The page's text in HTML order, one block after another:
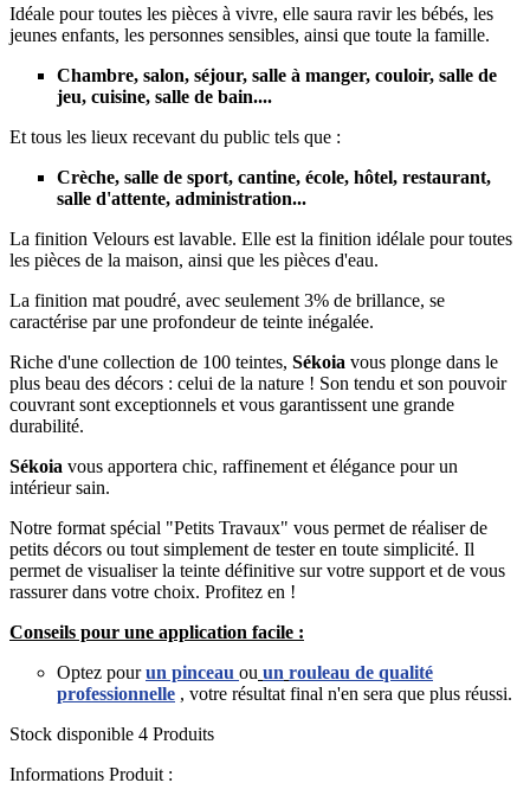
Idéale pour toutes les pièces à vivre, elle saura ravir les bébés, les
jeunes enfants, les personnes sensibles, ainsi que toute la famille.
Chambre, salon, séjour, salle à manger, couloir, salle de
jeu, cuisine, salle de bain....
Et tous les lieux recevant du public tels que :
Crèche, salle de sport, cantine, école, hôtel, restaurant,
salle d'attente, administration...
La finition Velours est lavable. Elle est la finition idélale pour toutes
les pièces de la maison, ainsi que les pièces d'eau.
La finition mat poudré, avec seulement 3% de brillance, se
caractérise par une profondeur de teinte inégalée.
Riche d'une collection de 100 teintes, Sékoia vous plonge dans le
plus beau des décors : celui de la nature ! Son tendu et son pouvoir
couvrant sont exceptionnels et vous garantissent une grande
durabilité.
Sékoia vous apportera chic, raffinement et élégance pour un
intérieur sain.
Notre format spécial "Petits Travaux" vous permet de réaliser de
petits décors ou tout simplement de tester en toute simplicité. Il
permet de visualiser la teinte définitive sur votre support et de vous
rassurer dans votre choix. Profitez en !
Conseils pour une application facile :
Optez pourun pinceau ou un rouleau de qualité
professionnelle , votre résultat final n'en sera que plus réussi.
Stock disponible 4 Produits
Informations Produit :